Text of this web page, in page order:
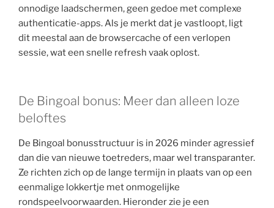
onnodige laadschermen, geen gedoe met complexe
authenticatie-apps. Als je merkt dat je vastloopt, ligt
dit meestal aan de browsercache of een verlopen
sessie, wat een snelle refresh vaak oplost.
De Bingoal bonus: Meer dan alleen loze
beloftes
De Bingoal bonusstructuur is in 2026 minder agressief
dan die van nieuwe toetreders, maar wel transparanter.
Ze richten zich op de lange termijn in plaats van op een
eenmalige lokkertje met onmogelijke
rondspeelvoorwaarden. Hieronder zie je een